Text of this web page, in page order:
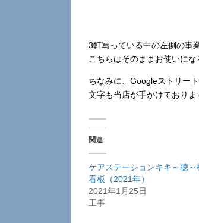
3軒写っている中の左側の事
こちらはそのままお使いに
ちなみに、Googleストリー
文字も当店が手がけておりま
関連
ケアステーションキキ～聴～
看板（2021年）
2021年1月25日
工事